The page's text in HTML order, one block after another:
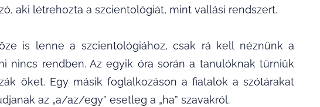
aki létrehozta a szcientológiát, mint vallási rendszert.
is lenne a szcientológiához, csak rá kell néznünk a
nincs rendben. Az egyik óra során a tanulóknak tűrniük
őket. Egy másik foglalkozáson a fiatalok a szótárakat
az „a/az/egy” esetleg a „ha” szavakról.